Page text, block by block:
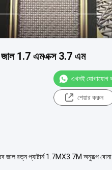
জাল 1.7 এমএক্স 3.7 এম
এখনই যোগাযোগ
শেয়ার করুন
জাল রত্ন প্যাটার্ন 1.7MX3.7M অনুরূপ বোনা